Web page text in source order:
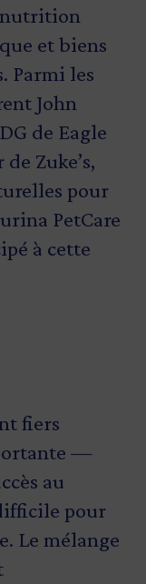
nutrition
et biens
Parmi les
John
de Eagle
Zuke’s,
pour
PetCare
à cette
fiers
—
au
pour
Le mélange
en plus, au
en tant
nutrition
les
investissent
fier de
Healthybud
qui
avec les
et Dana,
envers leur
type
transformer